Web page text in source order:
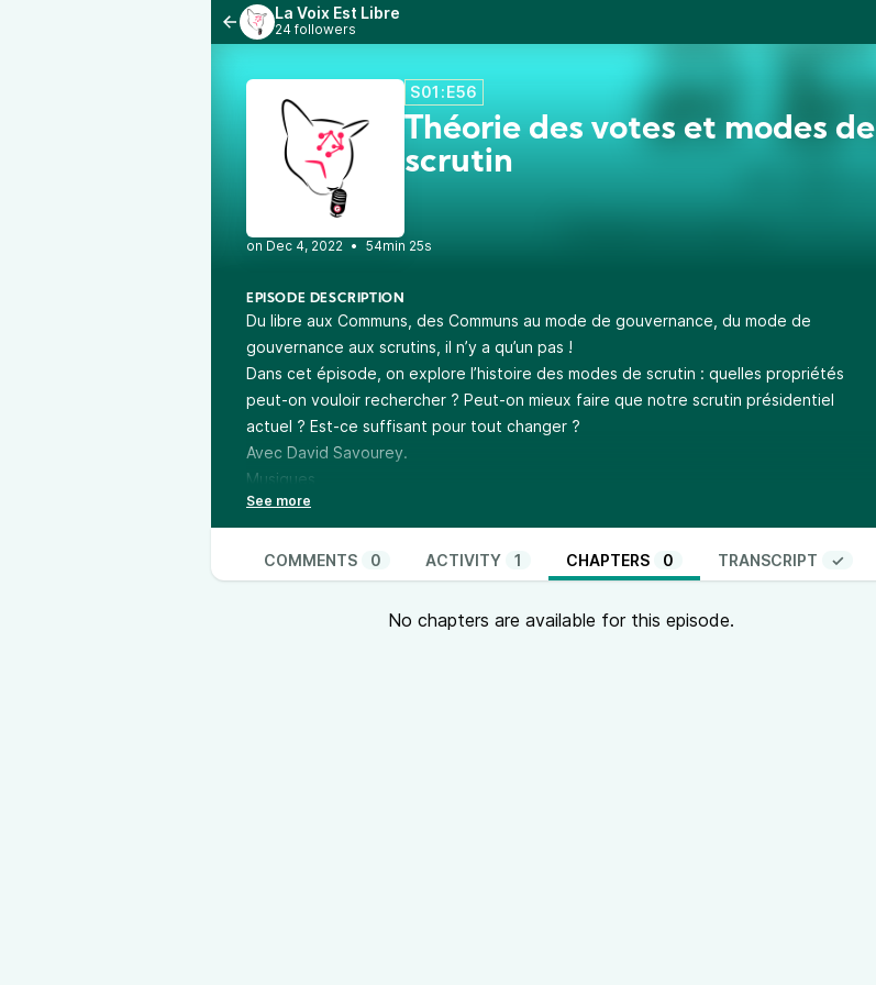
La Voix Est Libre
24 followers
S01:E56
Théorie des votes et modes de
scrutin
• 54min 25s
EPISODE DESCRIPTION
Du libre aux Communs, des Communs au mode de gouvernance, du mode de
gouvernance aux scrutins, il n’y a qu’un pas !
Dans cet épisode, on explore l’histoire des modes de scrutin : quelles propriétés
peut-on vouloir rechercher ? Peut-on mieux faire que notre scrutin présidentiel
actuel ? Est-ce suffisant pour tout changer ?
Avec David Savourey.
Musiques
Une foule, album Tancade - Gaspard Claus - CC-BY-NC-SA, déniché sur
Caracas - Tintamare, album épilogue, licence CC-BY-SA 3.0, déniché surZiklibrenbib
Le générique
Near death experiencepar Marker beacon (album Dead frequencies), CC-BY
COMMENTS 0 ACTIVITY 1 CHAPTERS 0 TRANSCRIPT ✓
No chapters are available for this episode.